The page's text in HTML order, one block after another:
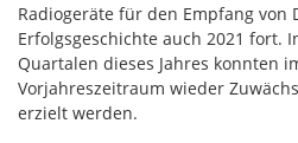
Radiogeräte für den Empfang von
Erfolgsgeschichte auch 2021 fort.
Quartalen dieses Jahres konnten
Vorjahreszeitraum wieder
erzielt werden.